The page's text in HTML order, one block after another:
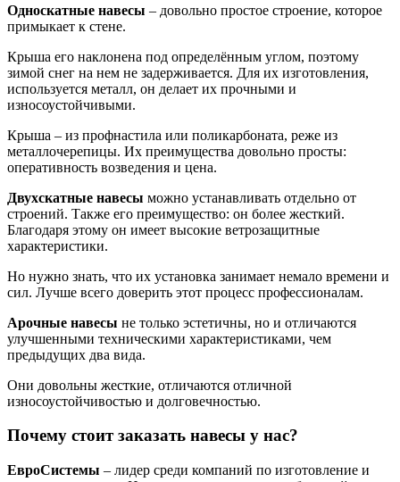
Односкатные навесы – довольно простое строение, которое
примыкает к стене.
Крыша его наклонена под определённым углом, поэтому
зимой снег на нем не задерживается. Для их изготовления,
используется металл, он делает их прочными и
износоустойчивыми.
Крыша – из профнастила или поликарбоната, реже из
металлочерепицы. Их преимущества довольно просты:
оперативность возведения и цена.
Двухскатные навесы можно устанавливать отдельно от
строений. Также его преимущество: он более жесткий.
Благодаря этому он имеет высокие ветрозащитные
характеристики.
Но нужно знать, что их установка занимает немало времени и
сил. Лучше всего доверить этот процесс профессионалам.
Арочные навесы не только эстетичны, но и отличаются
улучшенными техническими характеристиками, чем
предыдущих два вида.
Они довольны жесткие, отличаются отличной
износоустойчивостью и долговечностью.
Почему стоит заказать навесы у нас?
ЕвроСистемы – лидер среди компаний по изготовление и